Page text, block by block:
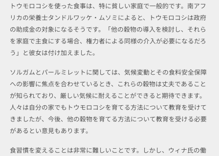
トウモロコシを使った食事は、特に貧しい家庭で一般的です。南アフ
リカの栄養士タンドルワッケ・ムソミによると、トウモロコシは政府
の助成金の対象になるそうです。「他の穀物の導入を検討し、それら
を家庭で主食にする場合、権力者による同様の介入が必要になるだろ
う」と彼女は付け加えました。
ソルガムとパールミレットに関しては、気候変動とその食料安全保障
への影響に焦点を合わせているとき、これらの穀物は丈夫であること
が知られており、厳しい気候に耐えることができると期待できます。
人々は自分の家でもトウモロコシを育てる方法について教育を受けて
きましたが、今後、他の穀物を育てる方法について教育を受ける必要
があるとい意見もあります。
食習慣を変えることは非常に難しいことです。しかし、ウィナ氏の働